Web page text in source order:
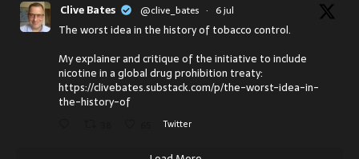
Clive Bates @clive_bates · 6 jul
The worst idea in the history of tobacco control.
My explainer and critique of the initiative to include
nicotine in a global drug prohibition treaty:
https://clivebates.substack.com/p/the-worst-idea-in-
the-history-of
Twitter